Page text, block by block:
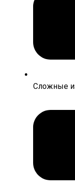
Сложные